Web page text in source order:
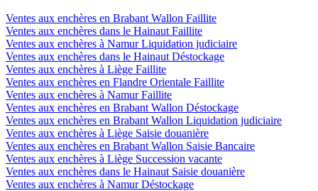
Ventes aux enchères en Brabant Wallon Faillite
Ventes aux enchères dans le Hainaut Faillite
Ventes aux enchères à Namur Liquidation judiciaire
Ventes aux enchères dans le Hainaut Déstockage
Ventes aux enchères à Liège Faillite
Ventes aux enchères en Flandre Orientale Faillite
Ventes aux enchères à Namur Faillite
Ventes aux enchères en Brabant Wallon Déstockage
Ventes aux enchères en Brabant Wallon Liquidation judiciaire
Ventes aux enchères à Liège Saisie douanière
Ventes aux enchères en Brabant Wallon Saisie Bancaire
Ventes aux enchères à Liège Succession vacante
Ventes aux enchères dans le Hainaut Saisie douanière
Ventes aux enchères à Namur Déstockage